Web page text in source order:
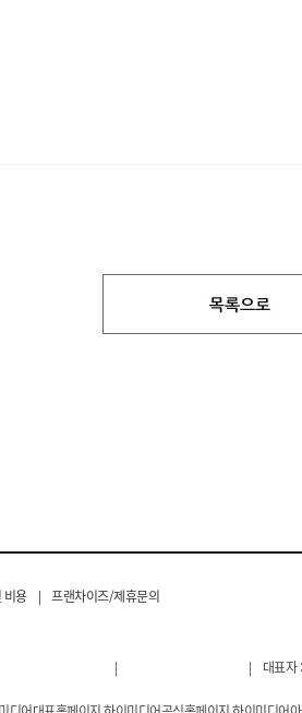
비용 | 프랜차이즈/제휴문의
| | 대표자 :